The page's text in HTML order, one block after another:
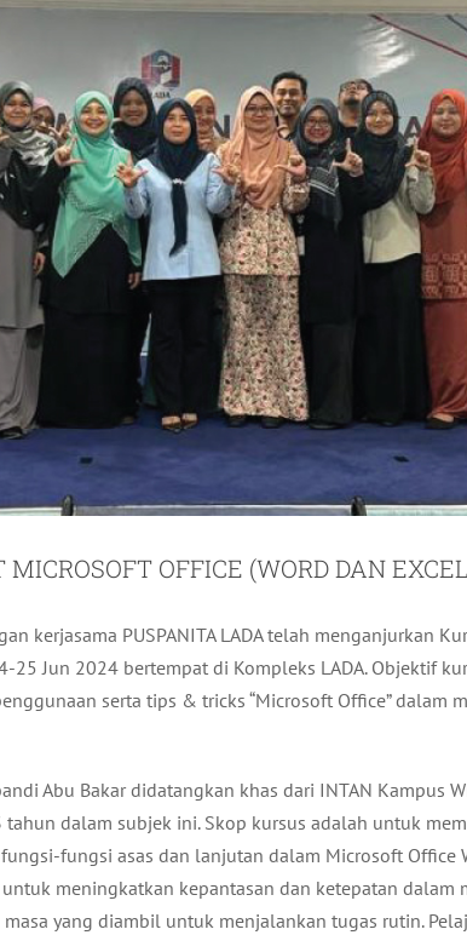
OFFICE (WORD DAN
kerjasama PUSPANITA LADA telah menganjurkan
25 Jun 2024 bertempat di Kompleks LADA. Objektif
serta tips & tricks “Microsoft Office” dalam
Abu Bakar didatangkan khas dari INTAN Kampus
dalam subjek ini. Skop kursus adalah untuk
fungsi asas dan lanjutan dalam Microsoft Office
meningkatkan kepantasan dan ketepatan dalam
yang diambil untuk menjalankan tugas rutin.